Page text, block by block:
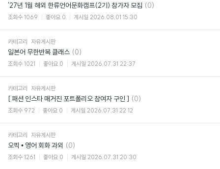
'27년 1월 해외 한류언어문화캠프(2기) 참가자 모집 댓
(0)
조회수 1069 좋아요 0 게시일 2026.08.01 15:30
카테고리 자유게시판
일본어 무한반복 클래스 댓
글
(0)
조회수 1021 좋아요 0 게시일 2026.07.31 22:37
카테고리 자유게시판
[ 패션 인스타 매거진 포트폴리오 참여자 구인 ] 댓
글
(0)
조회수 972 좋아요 0 게시일 2026.07.31 22:12
카테고리 자유게시판
오픽 • 영어 회화 과외 댓
(0)
조회수 1261 좋아요 0 게시일 2026.07.31 20:30